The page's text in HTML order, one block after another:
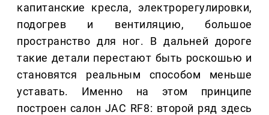
капитанские кресла, электрорегулировки,
подогрев и вентиляцию, большое
пространство для ног. В дальней дороге
такие детали перестают быть роскошью и
становятся реальным способом меньше
уставать. Именно на этом принципе
построен салон JAC RF8: второй ряд здесь